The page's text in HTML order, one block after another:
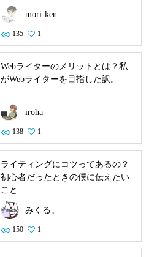
mori-ken
135 1
Webライターのメリットとは？私
がWebライターを目指した訳。
iroha
138 1
ライティングにコツってあるの？
初心者だったときの僕に伝えたい
こと
みくる。
150 1